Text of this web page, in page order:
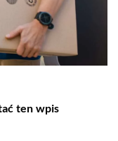
ten wpis